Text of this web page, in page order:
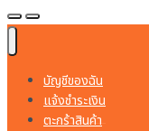
บัญชีของฉัน
แจ้งชำระเงิน
ตะกร้าสินค้า